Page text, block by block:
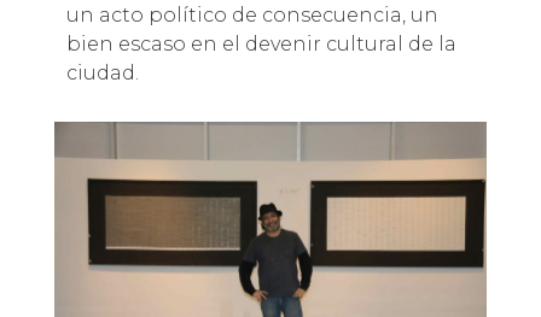
un acto político de consecuencia, un
bien escaso en el devenir cultural de la
ciudad.